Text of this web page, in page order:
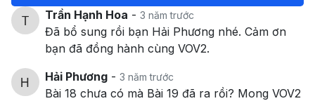
Trần Hạnh Hoa - 3 năm trước
Đã bổ sung rồi bạn Hải Phương nhé. Cảm ơn
bạn đã đồng hành cùng VOV2.
Hải Phương - 3 năm trước
Bài 18 chưa có mà Bài 19 đã ra rồi? Mong VOV2